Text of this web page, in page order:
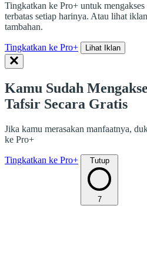
Tingkatkan ke Pro+ untuk mengakses
terbatas setiap harinya. Atau lihat
tambahan.
Tingkatkan ke Pro+ Lihat Iklan
Kamu Sudah
Tafsir Secara Gratis
Jika kamu merasakan manfaatnya,
ke Pro+
Tingkatkan ke Pro+ Tutup
7